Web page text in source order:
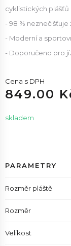
cyklistických plášťů
- 98 %
- Moderní a
- Doporučeno pro
Cena s DPH
849.00
skladem
PARAMETRY
Rozměr pláště
Rozměr
Velikost